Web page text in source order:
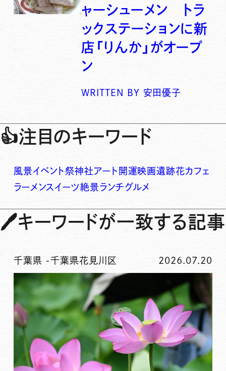
ャーシューメン トラ
ックステーションに新
店「りんか」がオープ
ン
WRITTEN BY 安田優子
👍注目のキーワード
風景イベント祭神社アート 開運映画遺跡花カフェ
ラーメンスイーツ絶景ランチグルメ
🖊キーワードが一致する記事
千葉県 -千葉県花見川区 2026.07.20